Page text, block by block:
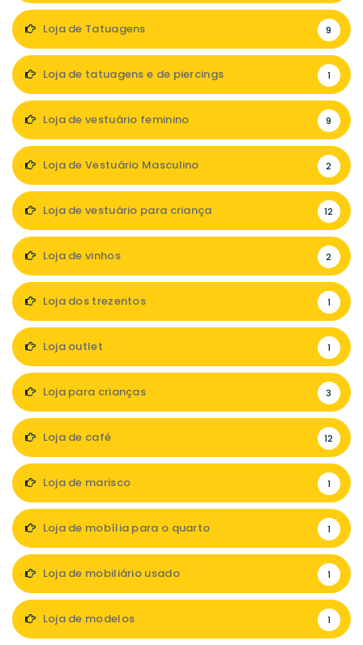
Loja de Tatuagens 9
Loja de tatuagens e de piercings 1
Loja de vestuário feminino 9
Loja de Vestuário Masculino 2
Loja de vestuário para criança 12
Loja de vinhos 2
Loja dos trezentos 1
Loja outlet 1
Loja para crianças 3
Loja de café 12
Loja de marisco 1
Loja de mobília para o quarto 1
Loja de mobiliário usado 1
Loja de modelos 1